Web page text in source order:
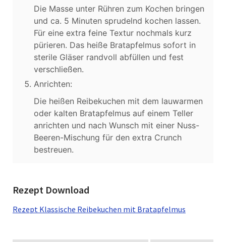
Die Masse unter Rühren zum Kochen bringen
und ca. 5 Minuten sprudelnd kochen lassen.
Für eine extra feine Textur nochmals kurz
pürieren. Das heiße Bratapfelmus sofort in
sterile Gläser randvoll abfüllen und fest
verschließen.
Anrichten:
Die heißen Reibekuchen mit dem lauwarmen
oder kalten Bratapfelmus auf einem Teller
anrichten und nach Wunsch mit einer Nuss-
Beeren-Mischung für den extra Crunch
bestreuen.
Rezept Download
Rezept Klassische Reibekuchen mit Bratapfelmus